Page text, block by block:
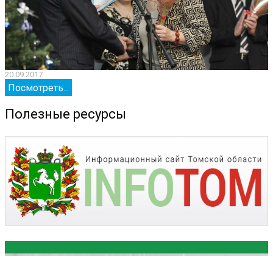
20.09.2017
Посмотреть...
Полезные ресурсы